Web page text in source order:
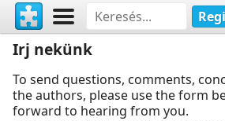
Irj nekünk
To send questions, comments,
the authors, please use the form
forward to hearing from you.